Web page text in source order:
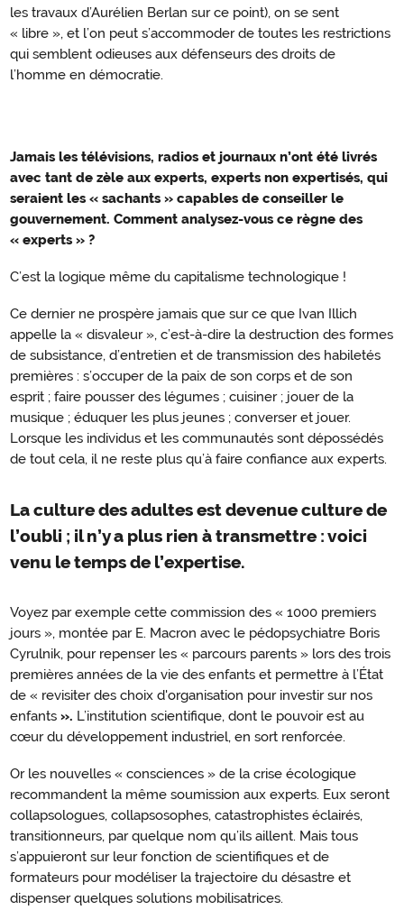
les travaux d’Aurélien Berlan sur ce point), on se sent
« libre », et l’on peut s’accommoder de toutes les restrictions
qui semblent odieuses aux défenseurs des droits de
l’homme en démocratie.
Le
temps
de
l’expertise
Jamais les télévisions, radios et journaux n’ont été livrés
avec tant de zèle aux experts, experts non expertisés, qui
seraient les « sachants » capables de conseiller le
gouvernement. Comment analysez-vous ce règne des
« experts » ?
C’est la logique même du capitalisme technologique !
Ce dernier ne prospère jamais que sur ce que Ivan Illich
appelle la « disvaleur », c’est-à-dire la destruction des formes
de subsistance, d’entretien et de transmission des habiletés
premières : s’occuper de la paix de son corps et de son
esprit ; faire pousser des légumes ; cuisiner ; jouer de la
musique ; éduquer les plus jeunes ; converser et jouer.
Lorsque les individus et les communautés sont dépossédés
de tout cela, il ne reste plus qu’à faire confiance aux experts.
La culture des adultes est devenue culture de
l’oubli ; il n’y a plus rien à transmettre : voici
venu le temps de l’expertise.
Voyez par exemple cette commission des « 1000 premiers
jours », montée par E. Macron avec le pédopsychiatre Boris
Cyrulnik, pour repenser les « parcours parents » lors des trois
premières années de la vie des enfants et permettre à l’État
de « revisiter des choix d'organisation pour investir sur nos
enfants ». L’institution scientifique, dont le pouvoir est au
cœur du développement industriel, en sort renforcée.
Or les nouvelles « consciences » de la crise écologique
recommandent la même soumission aux experts. Eux seront
collapsologues, collapsosophes, catastrophistes éclairés,
transitionneurs, par quelque nom qu’ils aillent. Mais tous
s’appuieront sur leur fonction de scientifiques et de
formateurs pour modéliser la trajectoire du désastre et
dispenser quelques solutions mobilisatrices.